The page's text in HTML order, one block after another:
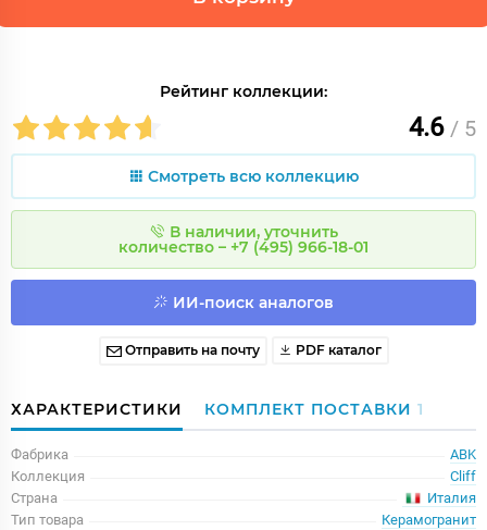
Рейтинг коллекции:
4.6 / 5
Смотреть всю коллекцию
В наличии, уточнить
количество – +7 (495) 966-18-01
ИИ-поиск аналогов
Отправить на почту PDF каталог
ХАРАКТЕРИСТИКИ КОМПЛЕКТ ПОСТАВКИ 1
Фабрика
ABK
Коллекция
Cliff
Страна
Италия
Тип товара
Керамогранит